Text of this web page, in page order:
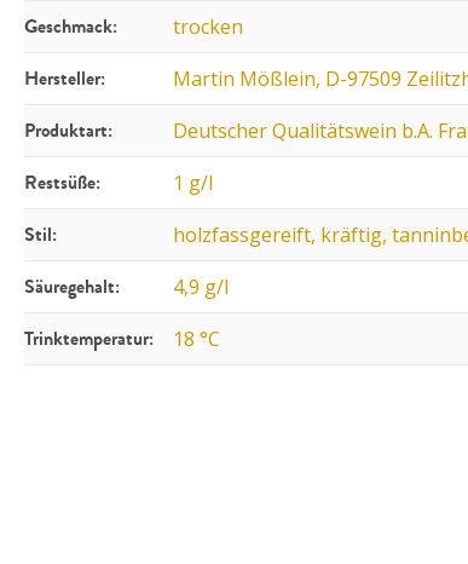
Geschmack: trocken
Hersteller: Martin Mößlein, D-97509
Produktart: Deutscher Qualitätswein b.A.
Restsüße: 1 g/l
Stil: holzfassgereift, kräftig,
Säuregehalt: 4,9 g/l
Trinktemperatur: 18 °C